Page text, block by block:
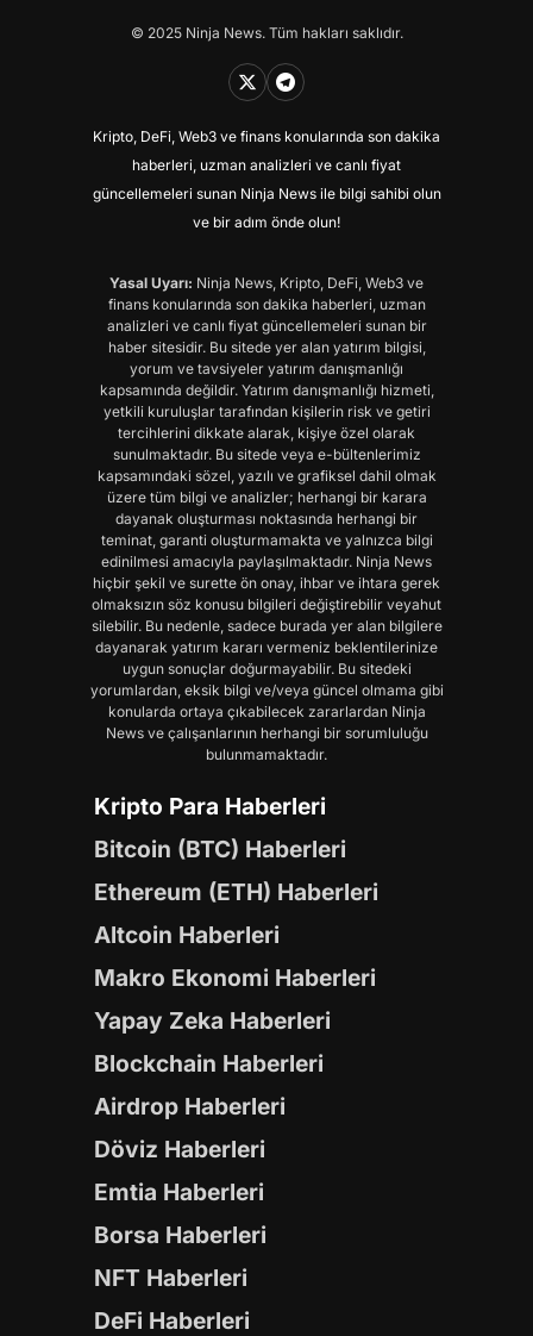
© 2025 Ninja News. Tüm hakları saklıdır.
Kripto, DeFi, Web3 ve finans konularında son dakika
haberleri, uzman analizleri ve canlı fiyat
güncellemeleri sunan Ninja News ile bilgi sahibi olun
ve bir adım önde olun!
Yasal Uyarı: Ninja News, Kripto, DeFi, Web3 ve
finans konularında son dakika haberleri, uzman
analizleri ve canlı fiyat güncellemeleri sunan bir
haber sitesidir. Bu sitede yer alan yatırım bilgisi,
yorum ve tavsiyeler yatırım danışmanlığı
kapsamında değildir. Yatırım danışmanlığı hizmeti,
yetkili kuruluşlar tarafından kişilerin risk ve getiri
tercihlerini dikkate alarak, kişiye özel olarak
sunulmaktadır. Bu sitede veya e-bültenlerimiz
kapsamındaki sözel, yazılı ve grafiksel dahil olmak
üzere tüm bilgi ve analizler; herhangi bir karara
dayanak oluşturması noktasında herhangi bir
teminat, garanti oluşturmamakta ve yalnızca bilgi
edinilmesi amacıyla paylaşılmaktadır. Ninja News
hiçbir şekil ve surette ön onay, ihbar ve ihtara gerek
olmaksızın söz konusu bilgileri değiştirebilir veyahut
silebilir. Bu nedenle, sadece burada yer alan bilgilere
dayanarak yatırım kararı vermeniz beklentilerinize
uygun sonuçlar doğurmayabilir. Bu sitedeki
yorumlardan, eksik bilgi ve/veya güncel olmama gibi
konularda ortaya çıkabilecek zararlardan Ninja
News ve çalışanlarının herhangi bir sorumluluğu
bulunmamaktadır.
Kripto Para Haberleri
Bitcoin (BTC) Haberleri
Ethereum (ETH) Haberleri
Altcoin Haberleri
Makro Ekonomi Haberleri
Yapay Zeka Haberleri
Blockchain Haberleri
Airdrop Haberleri
Döviz Haberleri
Emtia Haberleri
Borsa Haberleri
NFT Haberleri
DeFi Haberleri